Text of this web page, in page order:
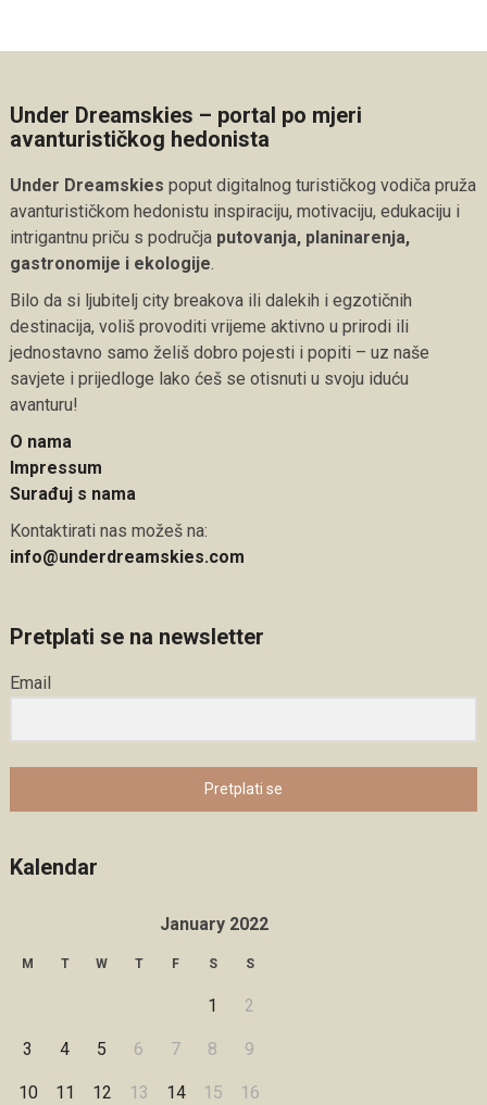
Under Dreamskies – portal po mjeri
avanturističkog hedonista
Under Dreamskies poput digitalnog turističkog vodiča pruža
avanturističkom hedonistu inspiraciju, motivaciju, edukaciju i
intrigantnu priču s područja putovanja, planinarenja,
gastronomije i ekologije.
Bilo da si ljubitelj city breakova ili dalekih i egzotičnih
destinacija, voliš provoditi vrijeme aktivno u prirodi ili
jednostavno samo želiš dobro pojesti i popiti – uz naše
savjete i prijedloge lako ćeš se otisnuti u svoju iduću
avanturu!
O nama
Impressum
Surađuj s nama
Kontaktirati nas možeš na:
info@underdreamskies.com
Pretplati se na newsletter
Email
Pretplati se
Kalendar
January 2022
M T W T F S S
1 2
3 4 5 6 7 8 9
10 11 12 13 14 15 16